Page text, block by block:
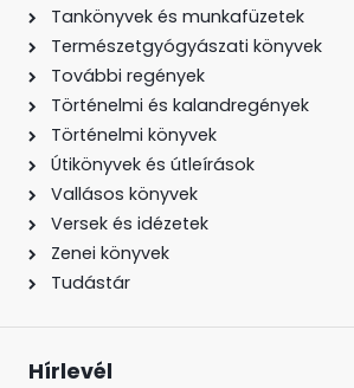
Tankönyvek és munkafüzetek
Természetgyógyászati könyvek
További regények
Történelmi és kalandregények
Történelmi könyvek
Útikönyvek és útleírások
Vallásos könyvek
Versek és idézetek
Zenei könyvek
Tudástár
Hírlevél